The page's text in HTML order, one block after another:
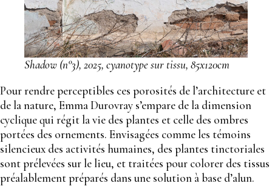
Shadow (n°3), 2025, cyanotype sur tissu, 85x120cm
Pour rendre perceptibles ces porosités de l’architecture et
de la nature, Emma Durovray s’empare de la dimension
cyclique qui régit la vie des plantes et celle des ombres
portées des ornements. Envisagées comme les témoins
silencieux des activités humaines, des plantes tinctoriales
sont prélevées sur le lieu, et traitées pour colorer des tissus
préalablement préparés dans une solution à base d’alun.